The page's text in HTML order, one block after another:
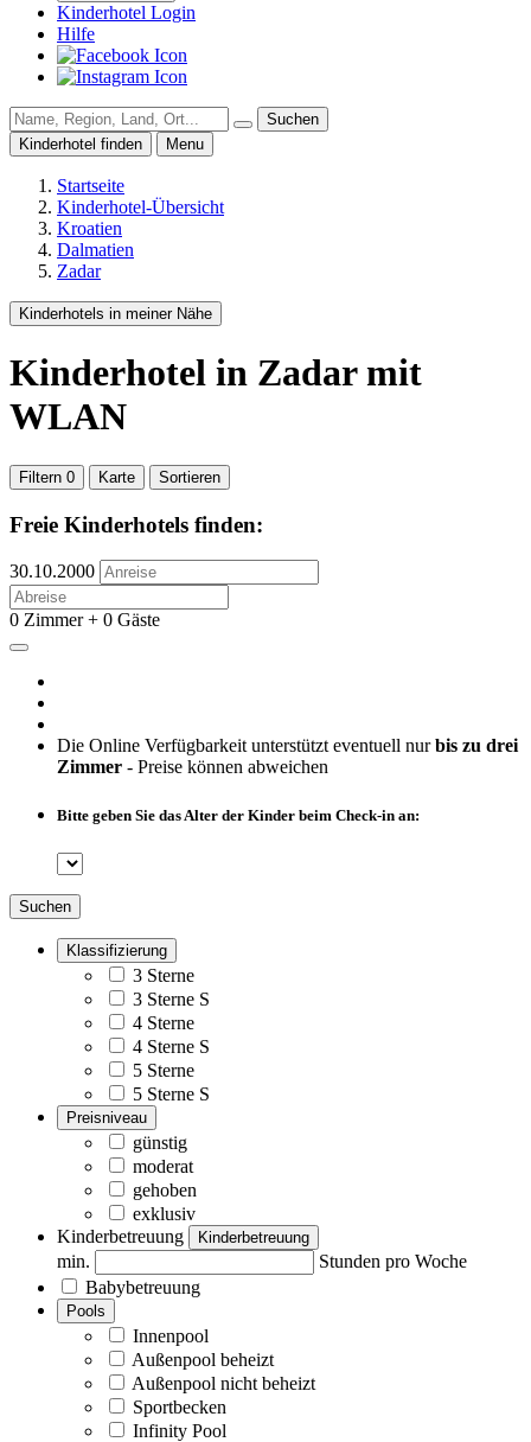
Kinderhotel Login
Hilfe
Suchen
Kinderhotel finden
Menu
Startseite
Kinderhotel-Übersicht
Kroatien
Dalmatien
Zadar
Kinderhotels in meiner Nähe
Kinderhotel in Zadar mit
WLAN
Filtern 0 Karte Sortieren
Freie Kinderhotels finden:
30.10.2000
0 Zimmer + 0 Gäste
Die Online Verfügbarkeit unterstützt eventuell nurbis zu drei
Zimmer - Preise können abweichen
Bitte geben Sie das Alter der Kinder beim Check-in an:
Suchen
Klassifizierung
3 Sterne
3 Sterne S
4 Sterne
4 Sterne S
5 Sterne
5 Sterne S
Preisniveau
günstig
moderat
gehoben
exklusiv
Kinderbetreuung
Kinderbetreuung
min.
Stunden pro Woche
Babybetreuung
Pools
Innenpool
Außenpool beheizt
Außenpool nicht beheizt
Sportbecken
Infinity Pool